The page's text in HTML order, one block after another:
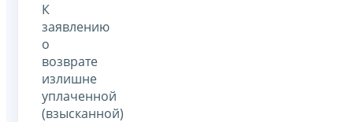
К
заявлению
о
возврате
излишне
уплаченной
(взысканной)